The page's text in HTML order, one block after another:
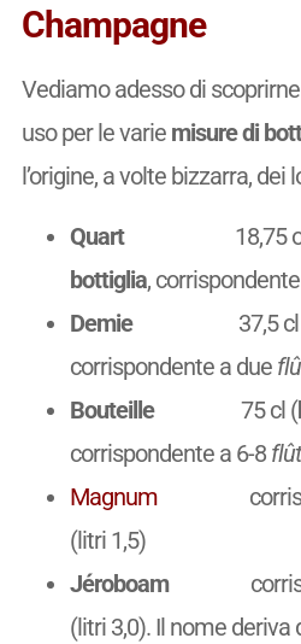
Champagne
Vediamo adesso di
uso per le varie misure di
l’origine, a volte bizzarra, dei
Quart 18,75 o
bottiglia,
Demie
37,5 cl
corrispondente a due
Bouteille
75 cl (
corrispondente a 6-8
Magnum
(litri 1,5)
Jéroboam
(litri 3,0). Il nome deriva